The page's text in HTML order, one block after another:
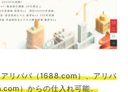
リババ（1688.com）、アリバ
）からの仕入れ可能。